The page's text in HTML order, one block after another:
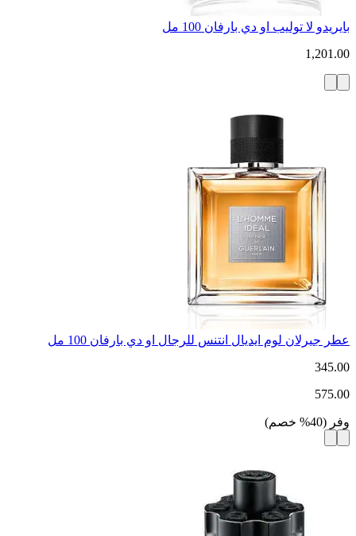
بايريدو لا توليب او دي بارفان 100 مل
1,201.00
عطر جيرلان لوم ايديال انتنس للرجال او دي بارفان 100 مل
345.00
575.00
وفر (
40
% خصم)